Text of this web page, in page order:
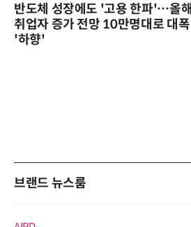
반도체 성장에도 '고용 한파'…올해
취업자 증가 전망 10만명대로 대폭
'하향'
브랜드 뉴스룸